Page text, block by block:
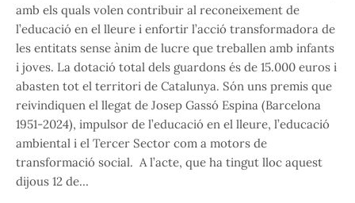
amb els quals volen contribuir al reconeixement de
l’educació en el lleure i enfortir l’acció transformadora de
les entitats sense ànim de lucre que treballen amb infants
i joves. La dotació total dels guardons és de 15.000 euros i
abasten tot el territori de Catalunya. Són uns premis que
reivindiquen el llegat de Josep Gassó Espina (Barcelona
1951-2024), impulsor de l’educació en el lleure, l’educació
ambiental i el Tercer Sector com a motors de
transformació social. A l’acte, que ha tingut lloc aquest
dijous 12 de…